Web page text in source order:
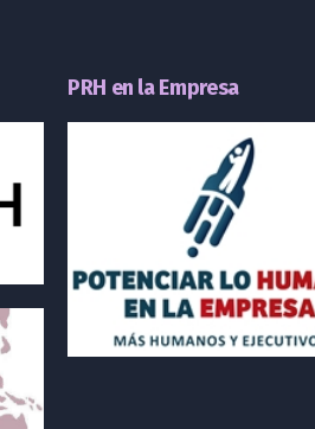
PRH en la Empresa